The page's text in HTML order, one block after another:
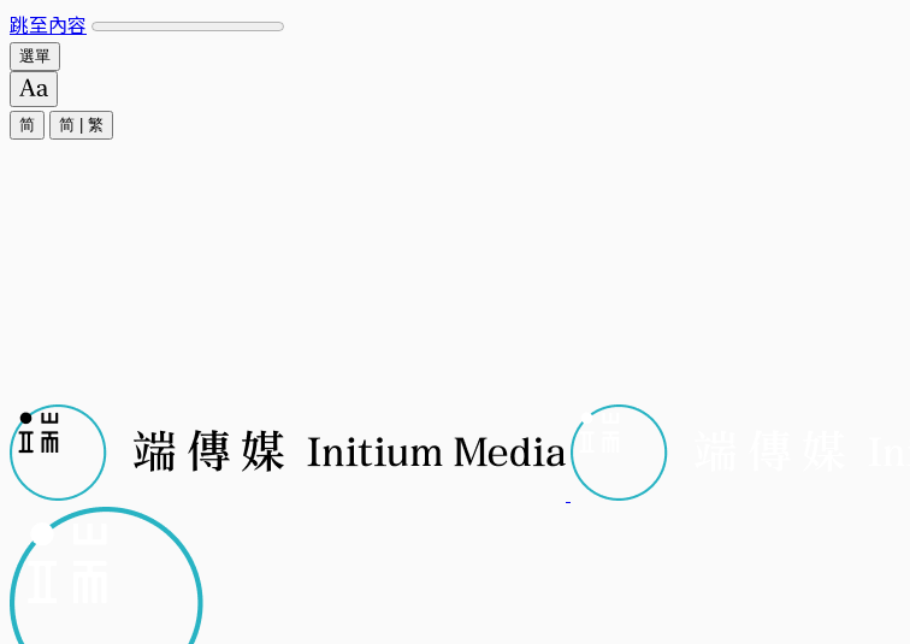
跳至內容
選單
简 简 繁